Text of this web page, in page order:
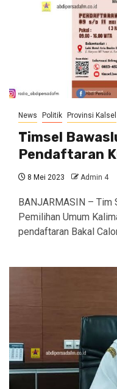
News Politik Provinsi Kalsel
Timsel
Pendaftaran
8 Mei 2023 Admin 4
BANJARMASIN – Tim
Pemilihan Umum
pendaftaran Bakal